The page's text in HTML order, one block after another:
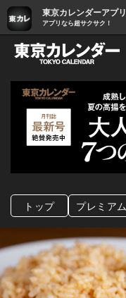
東京カレンダーアプリ
アプリなら超サクサク！
トップ プレミアム